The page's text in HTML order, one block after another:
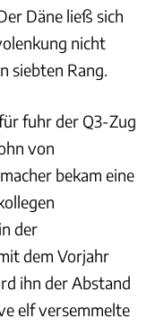
Däne ließ sich
nicht
siebten Rang.
fuhr der Q3-Zug
von
bekam eine
der
dem Vorjahr
ihn der Abstand
elf versemmelte